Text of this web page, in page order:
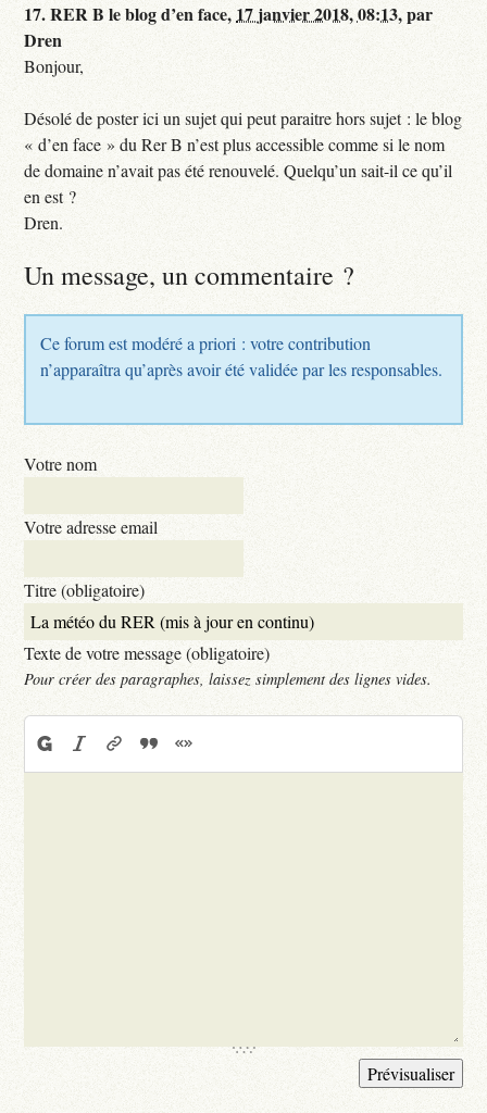
17.RER B le blog d’en face, 17 janvier 2018, 08:13,par
Dren
Bonjour,
Désolé de poster ici un sujet qui peut paraitre hors sujet : le blog
« d’en face » du Rer B n’est plus accessible comme si le nom
de domaine n’avait pas été renouvelé. Quelqu’un sait-il ce qu’il
en est ?
Dren.
Un message, un commentaire ?
Ce forum est modéré a priori : votre contribution
n’apparaîtra qu’après avoir été validée par les responsables.
Votre nom
Votre adresse email
Titre (obligatoire)
Texte de votre message (obligatoire)
Pour créer des paragraphes, laissez simplement des lignes vides.